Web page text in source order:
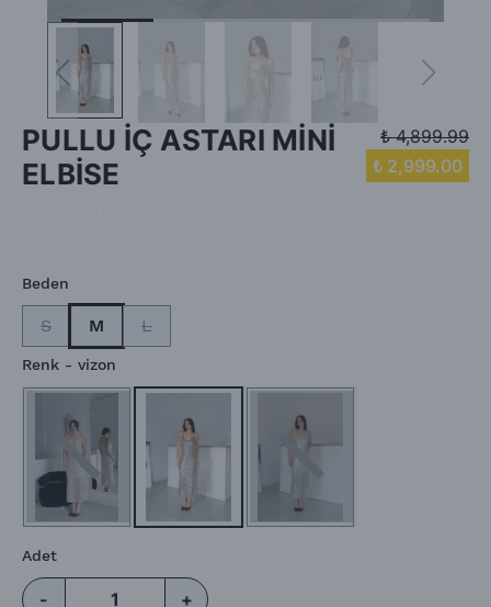
PULLU İÇ ASTARI MİNİ
ELBİSE
₺ 4,899.99
₺ 2,999.00
Beden
S M L
Renk - vizon
Adet
- +